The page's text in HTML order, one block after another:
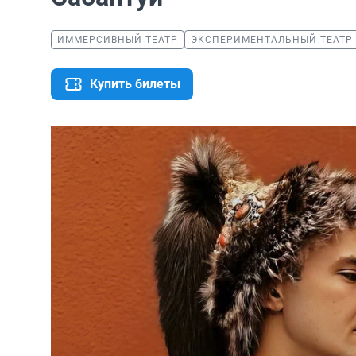
ИММЕРСИВНЫЙ ТЕАТР ЭКСПЕРИМЕНТАЛЬНЫЙ ТЕАТР
Купить билеты